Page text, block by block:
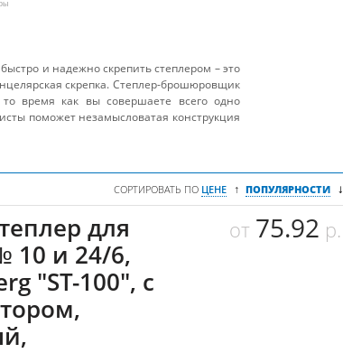
и надежно скрепить степлером – это
скрепка. Степлер-брошюровщик
время как вы совершаете всего одно
поможет незамысловатая конструкция
СОРТИРОВАТЬ ПО ЦЕНЕ ↑ ПОПУЛЯРНОСТИ ↓
для
10 и 24/6,
"ST-100", с
от 75.92 р.